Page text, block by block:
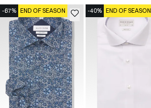
-67% END OF SEASON -40% END OF SEASON